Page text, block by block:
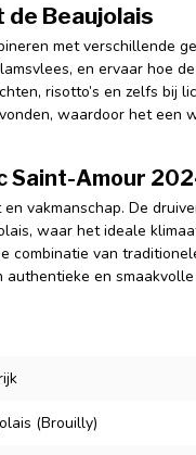
de Beaujolais
met verschillende
en ervaar hoe
risotto’s en zelfs bij
waardoor het een
Saint-Amour
vakmanschap. De
waar het ideale
combinatie van
en smaakvolle
(Brouilly)